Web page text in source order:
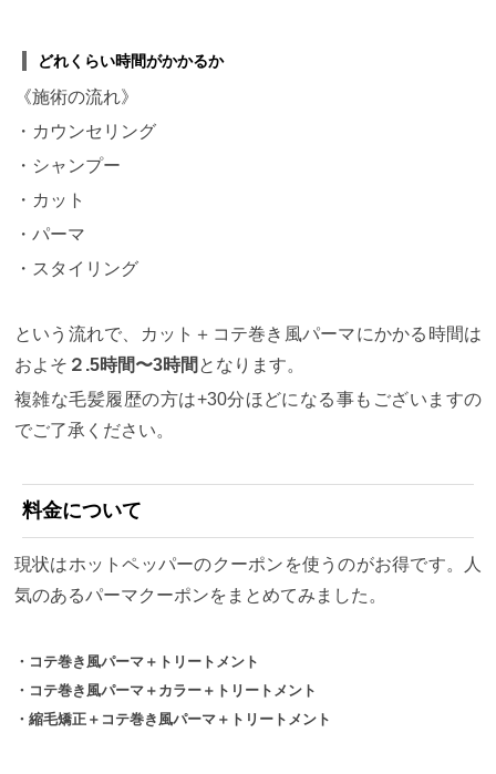
どれくらい時間がかかるか
《施術の流れ》
・カウンセリング
・シャンプー
・カット
・パーマ
・スタイリング
という流れで、カット＋コテ巻き風パーマにかかる時間は
およそ ２.5時間〜3時間 となります。
複雑な毛髪履歴の方は+30分ほどになる事もございますの
でご了承ください。
料金について
現状はホットペッパーのクーポンを使うのがお得です。人
気のあるパーマクーポンをまとめてみました。
・コテ巻き風パーマ＋トリートメント
・コテ巻き風パーマ＋カラー＋トリートメント
・縮毛矯正＋コテ巻き風パーマ＋トリートメント